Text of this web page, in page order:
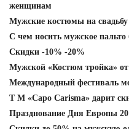
женщинам
Мужские костюмы на свадьбу
С чем носить мужское пальто
Скидки -10% -20%
Мужской «Костюм тройка»
Международный фестиваль
Т М «Capo Carisma» дарит
Празднование Дня Европы